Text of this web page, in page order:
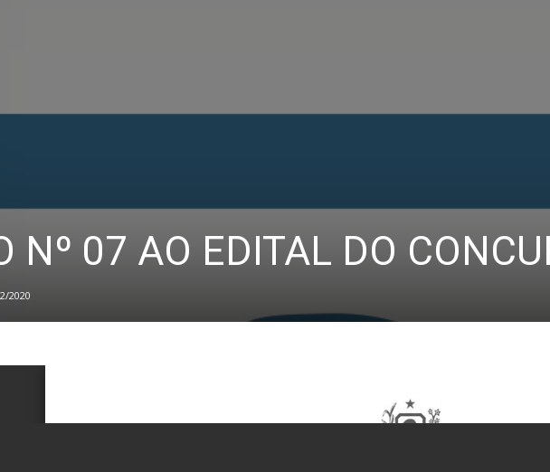
Nº 07 AO EDITAL DO
2020